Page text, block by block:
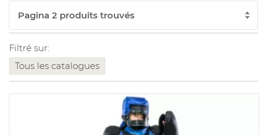
Filtré sur:
Tous les catalogues